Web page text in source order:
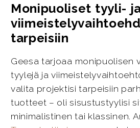
Monipuoliset tyyli-
tarpeisiin
Geesa tarjoaa monipuolisen
tyylejä ja
valita projektisi tarpeisiin
tuotteet – oli sisustustyylisi
minimalistinen tai klassinen.